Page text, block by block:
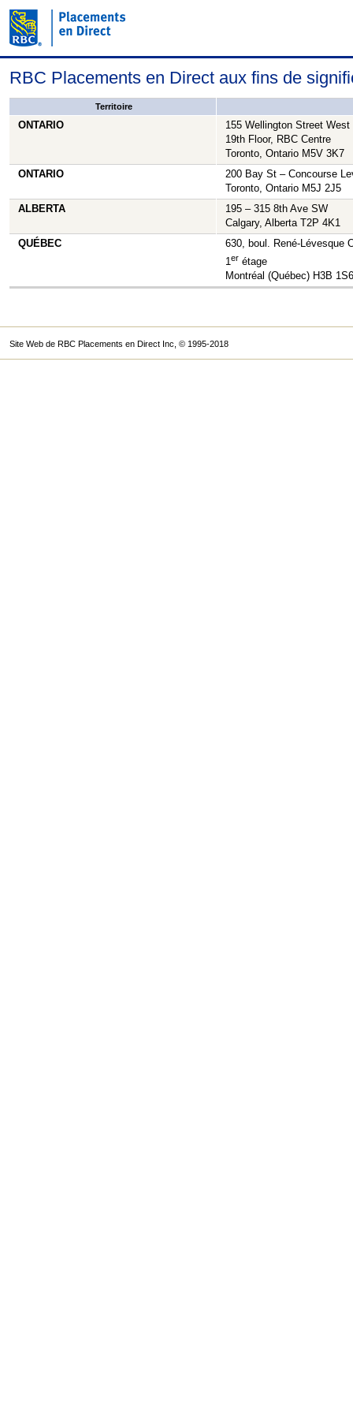
RBC Placements en Direct aux fins de
Territoire
ONTARIO
155 Wellington Street West
19th Floor, RBC Centre
Toronto, Ontario M5V 3K7
ONTARIO
200 Bay St – Concourse
Toronto, Ontario M5J 2J5
ALBERTA
195 – 315 8th Ave SW
Calgary, Alberta T2P 4K1
QUÉBEC
630, boul. René-Lévesque
1er étage
Montréal (Québec) H3B 1S6
Site Web de RBC Placements en Direct Inc, © 1995-2018